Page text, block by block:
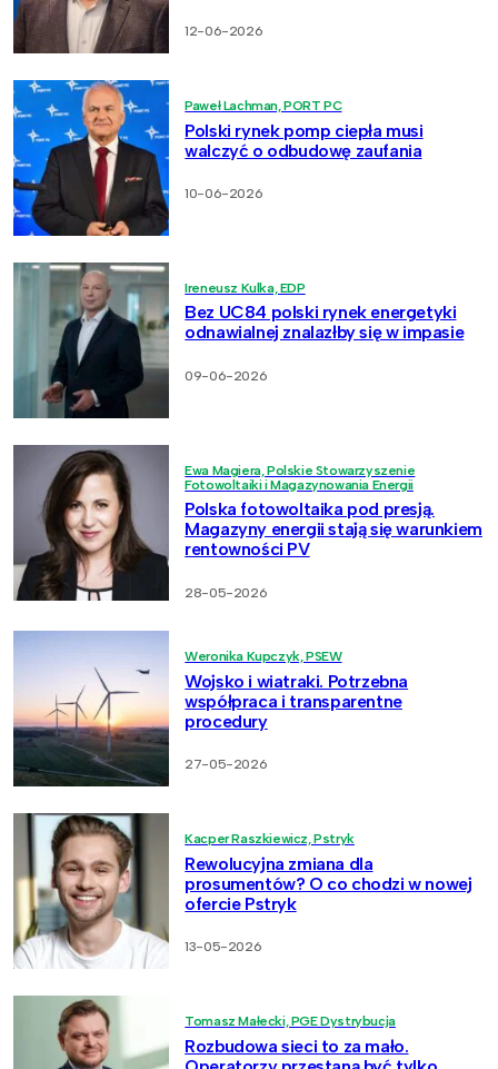
12-06-2026
Paweł Lachman, PORT PC
Polski rynek pomp ciepła musi
walczyć o odbudowę zaufania
10-06-2026
Ireneusz Kulka, EDP
Bez UC84 polski rynek energetyki
odnawialnej znalazłby się w impasie
09-06-2026
Ewa Magiera, Polskie Stowarzyszenie
Fotowoltaiki i Magazynowania Energii
Polska fotowoltaika pod presją.
Magazyny energii stają się warunkiem
rentowności PV
28-05-2026
Weronika Kupczyk, PSEW
Wojsko i wiatraki. Potrzebna
współpraca i transparentne
procedury
27-05-2026
Kacper Raszkiewicz, Pstryk
Rewolucyjna zmiana dla
prosumentów? O co chodzi w nowej
ofercie Pstryk
13-05-2026
Tomasz Małecki, PGE Dystrybucja
Rozbudowa sieci to za mało.